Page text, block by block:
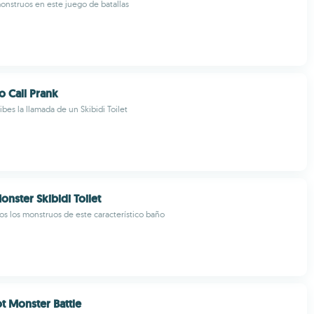
en este juego de batallas
Call Prank
la llamada de un Skibidi Toilet
Skibidi Toilet
los monstruos de este característico baño
Monster Battle